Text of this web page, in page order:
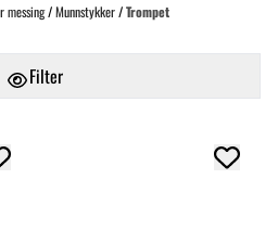
messing/Munnstykker/Trompet
Filter